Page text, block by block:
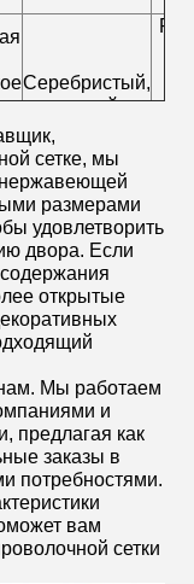
Серебристый,
черный,
зеленый
сетке, мы
нержавеющей
размерами
удовлетворить
двора. Если
открытые
Мы работаем
и
предлагая как
заказы в
потребностями.
вам
сетки